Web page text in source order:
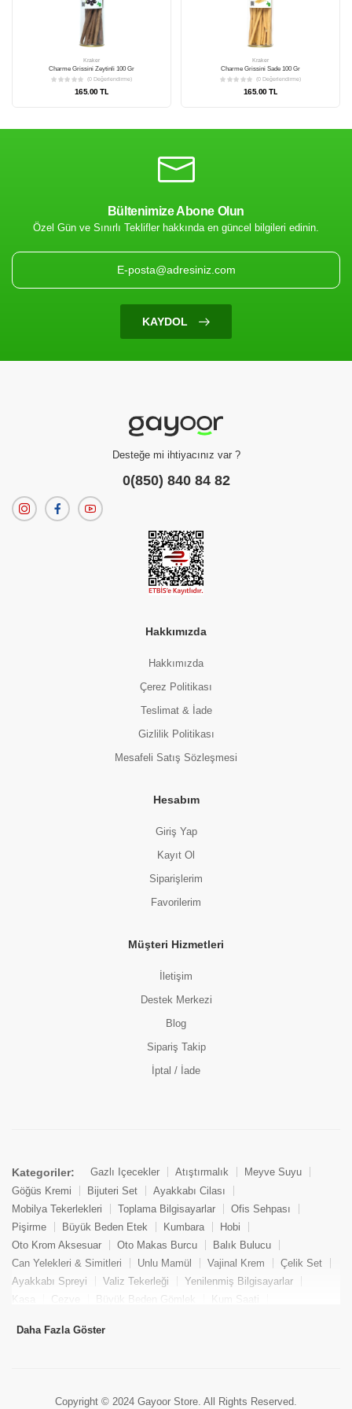
Danvita Peynirli Domatesli & Fesleğenli Kraker 130 Gr
Kraker
Danvita Zeytinli & Sarımsaklı Kraker 130 Gr
245.00 TL
Kraker
Charme Grissini Parmesanlı 100 Gr
(0 Değerlendirme)
165.00 TL
Kraker
(0 Değerlendirme)
165.00 TL
Bültenimize Abone Olun
Özel Gün ve Sınırlı Teklifler hakkında en güncel bilgileri edinin.
KAYDOL
Desteğe mi ihtiyacınız var ?
0(850) 840 84 82
Hakkımızda
Hakkımızda
Çerez Politikası
Teslimat & İade
Gizlilik Politikası
Mesafeli Satış Sözleşmesi
Hesabım
Giriş Yap
Kayıt Ol
Siparişlerim
Favorilerim
Müşteri Hizmetleri
İletişim
Destek Merkezi
Blog
Sipariş Takip
İptal / İade
Kategoriler: Gazlı İçecekler Atıştırmalık
Meyve Suyu
Göğüs Kremi
Bijuteri Set
Ayakkabı Cilası
Mobilya Tekerlekleri
Toplama Bilgisayarlar
Ofis Sehpası
Pişirme
Büyük Beden Etek Kumbara
Hobi
Oto Krom Aksesuar
Oto Makas Burcu
Balık Bulucu
Can Yelekleri & Simitleri
Unlu Mamül Vajinal Krem
Çelik Set
Ayakkabı Spreyi
Valiz Tekerleği
Yenilenmiş Bilgisayarlar
Kasa
Cezve Büyük Beden Gömlek
Kum Saati
Tekne Bağlama & Demirleme
Daha Fazla Göster
Copyright © 2024 Gayoor Store. All Rights Reserved.